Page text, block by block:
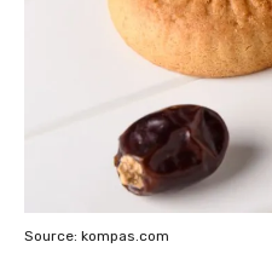
Source: kompas.com